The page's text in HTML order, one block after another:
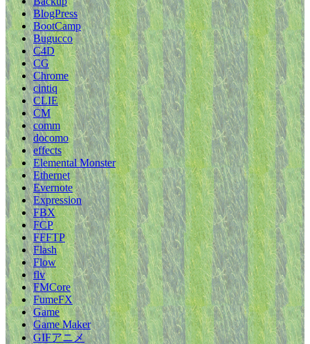
BlogPress
BootCamp
Bugucco
C4D
CG
Chrome
cintiq
CLIE
CM
comm
docomo
effects
Elemental Monster
Ethernet
Evernote
Expression
FBX
FCP
FFFTP
Flash
Flow
flv
FMCore
FumeFX
Game
Game Maker
GIFアニメ